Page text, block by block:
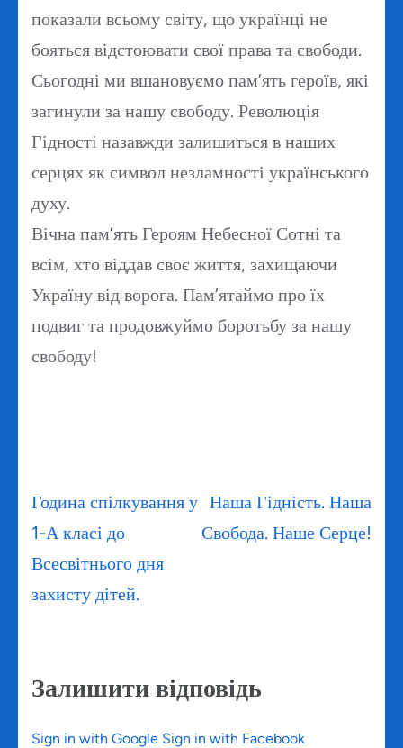
показали всьому світу, що українці не
бояться відстоювати свої права та свободи.
Сьогодні ми вшановуємо пам’ять героїв, які
загинули за нашу свободу. Революція
Гідності назавжди залишиться в наших
серцях як символ незламності українського
духу.
Вічна пам’ять Героям Небесної Сотні та
всім, хто віддав своє життя, захищаючи
Україну від ворога. Пам’ятаймо про їх
подвиг та продовжуймо боротьбу за нашу
свободу!
Навігація
записів
Година спілкування у
1-А класі до
Всесвітнього дня
захисту дітей.
Наша Гідність. Наша
Свобода. Наше Серце!
Залишити відповідь
Sign in with Google Sign in with Facebook